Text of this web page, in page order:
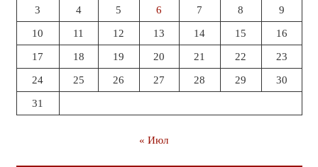
3 4 5 6 7 8 9
10 11 12 13 14 15 16
17 18 19 20 21 22 23
24 25 26 27 28 29 30
31
« Июл